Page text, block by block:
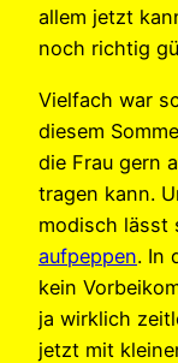
allem jetzt
noch richtig
Vielfach war
diesem
die Frau gern
tragen kann.
modisch lässt
aufpeppen. In
kein
ja wirklich
jetzt mit